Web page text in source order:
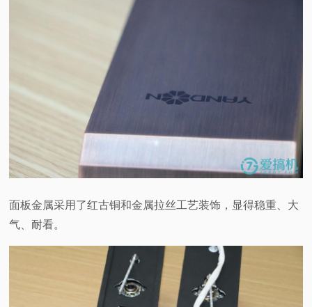
面板金属采用了红古铜和金属拉丝工艺装饰，显得稳重、大
气、耐看。